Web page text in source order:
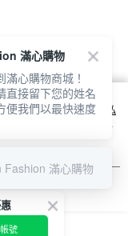
式之詳情，及若您不希
定，請參閱本網站「
隱私
同意本公司得按本網站使
號
滿心購物
心購物商城！
直接留下您的姓名
便我們以最快速度
Fashion 滿心購物